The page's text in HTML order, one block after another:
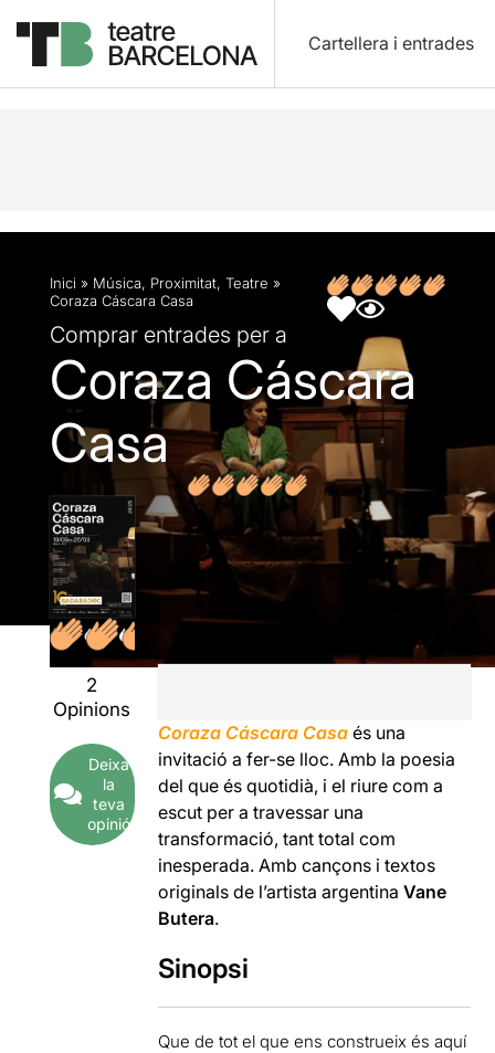
Cartellera i entrades
Descripció Fitxa artística Fotos i vídeos
Inici » Música, Proximitat, Teatre »
Coraza Cáscara Casa
Comprar entrades per a
Coraza Cáscara
Casa
2
Opinions
Deixa
la
teva
opinió
Coraza Cáscara Casa és una
invitació a fer-se lloc. Amb la poesia
del que és quotidià, i el riure com a
escut per a travessar una
transformació, tant total com
inesperada. Amb cançons i textos
originals de l’artista argentinaVane
Butera.
Sinopsi
Que de tot el que ens construeix és aquí